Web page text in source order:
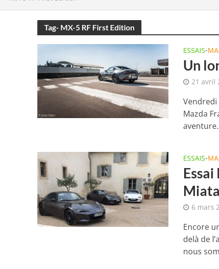
Tag- MX-5 RF First Edition
ESSAIS•
Un
21 avril
Vendredi
Mazda
ESSAIS•
Miata
6 mars
Encore
delà de
nous